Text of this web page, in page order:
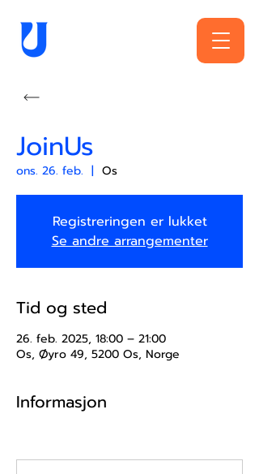
JoinUs
ons. 26. feb.
  |
Os
Registreringen er lukket
Se andre arrangementer
Tid og sted
26. feb. 2025, 18:00 – 21:00
Os, Øyro 49, 5200 Os, Norge
Informasjon